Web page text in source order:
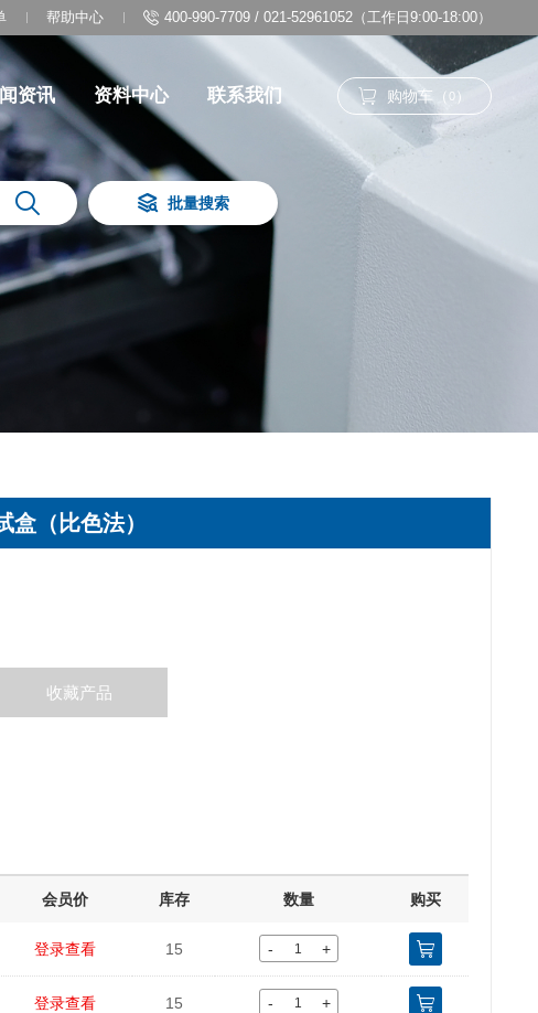
帮助中心 400-990-7709 / 021-52961052（工作日9:00-18:00）
资讯 资料中心 联系我们 购物车（ 0 ）
批量搜索
（比色法）
收藏产品
会员价 库存 数量 购买
登录查看 15 - +
登录查看 15 - +